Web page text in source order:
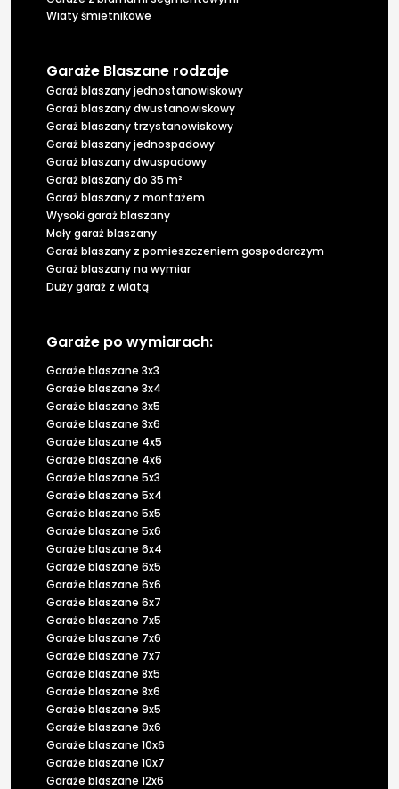
Wiaty śmietnikowe
Garaże Blaszane rodzaje
Garaż blaszany jednostanowiskowy
Garaż blaszany dwustanowiskowy
Garaż blaszany trzystanowiskowy
Garaż blaszany jednospadowy
Garaż blaszany dwuspadowy
Garaż blaszany do 35 m²
Garaż blaszany z montażem
Wysoki garaż blaszany
Mały garaż blaszany
Garaż blaszany z pomieszczeniem gospodarczym
Garaż blaszany na wymiar
Duży garaż z wiatą
Garaże po wymiarach:
Garaże blaszane 3x3
Garaże blaszane 3x4
Garaże blaszane 3x5
Garaże blaszane 3x6
Garaże blaszane 4x5
Garaże blaszane 4x6
Garaże blaszane 5x3
Garaże blaszane 5x4
Garaże blaszane 5x5
Garaże blaszane 5x6
Garaże blaszane 6x4
Garaże blaszane 6x5
Garaże blaszane 6x6
Garaże blaszane 6x7
Garaże blaszane 7x5
Garaże blaszane 7x6
Garaże blaszane 7x7
Garaże blaszane 8x5
Garaże blaszane 8x6
Garaże blaszane 9x5
Garaże blaszane 9x6
Garaże blaszane 10x6
Garaże blaszane 10x7
Garaże blaszane 12x6